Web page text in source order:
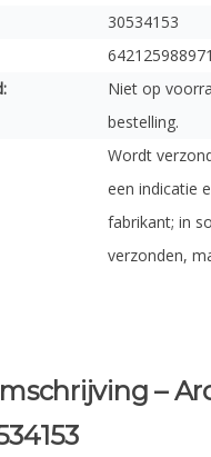
30534153
642125988971
Niet op
bestelling.
Wordt
een indicatie
fabrikant; in
verzonden,
–